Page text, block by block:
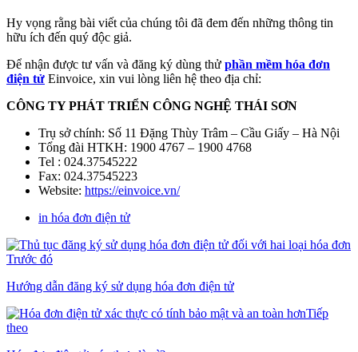
Hy vọng rằng bài viết của chúng tôi đã đem đến những thông tin
hữu ích đến quý độc giả.
Để nhận được tư vấn và đăng ký dùng thử phần mềm hóa đơn
điện tử Einvoice, xin vui lòng liên hệ theo địa chỉ:
CÔNG TY PHÁT TRIỂN CÔNG NGHỆ THÁI SƠN
Trụ sở chính: Số 11 Đặng Thùy Trâm – Cầu Giấy – Hà Nội
Tổng đài HTKH: 1900 4767 – 1900 4768
Tel : 024.37545222
Fax: 024.37545223
Website: https://einvoice.vn/
in hóa đơn điện tử
Trước đó
Hướng dẫn đăng ký sử dụng hóa đơn điện tử
Tiếp
theo